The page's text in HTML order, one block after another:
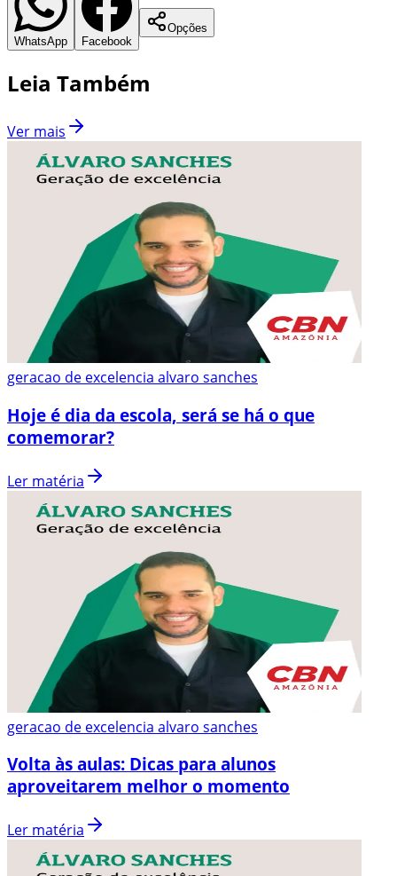
WhatsApp Facebook
Opções
Leia Também
Ver mais
geracao de excelencia alvaro sanches
Hoje é dia da escola, será se há o que
comemorar?
Ler matéria
geracao de excelencia alvaro sanches
Volta às aulas: Dicas para alunos
aproveitarem melhor o momento
Ler matéria